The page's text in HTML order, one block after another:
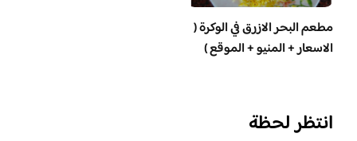
مطعم البحر الازرق في الوكرة (
الاسعار + المنيو + الموقع )
انتظر لحظة